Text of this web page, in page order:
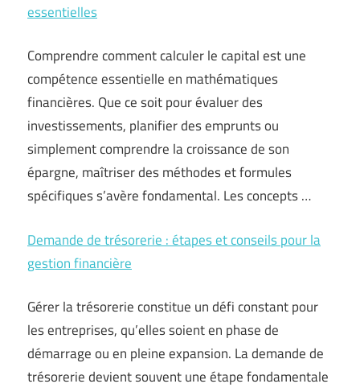
essentielles
Comprendre comment calculer le capital est une
compétence essentielle en mathématiques
financières. Que ce soit pour évaluer des
investissements, planifier des emprunts ou
simplement comprendre la croissance de son
épargne, maîtriser des méthodes et formules
spécifiques s’avère fondamental. Les concepts …
Demande de trésorerie : étapes et conseils pour la
gestion financière
Gérer la trésorerie constitue un défi constant pour
les entreprises, qu’elles soient en phase de
démarrage ou en pleine expansion. La demande de
trésorerie devient souvent une étape fondamentale